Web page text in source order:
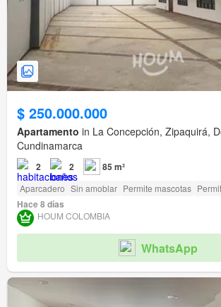
$ 250.000.000
Apartamento in La Concepción, Zipaquirá,
Cundinamarca
2 2 85 m²
Aparcadero Sin amoblar Permite mascotas
Hace 8 días
HOUM COLOMBIA
WhatsApp